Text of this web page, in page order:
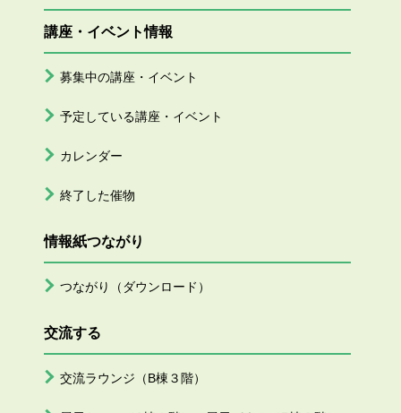
講座・イベント情報
募集中の講座・イベント
予定している講座・イベント
カレンダー
終了した催物
情報紙つながり
つながり（ダウンロード）
交流する
交流ラウンジ（B棟３階）